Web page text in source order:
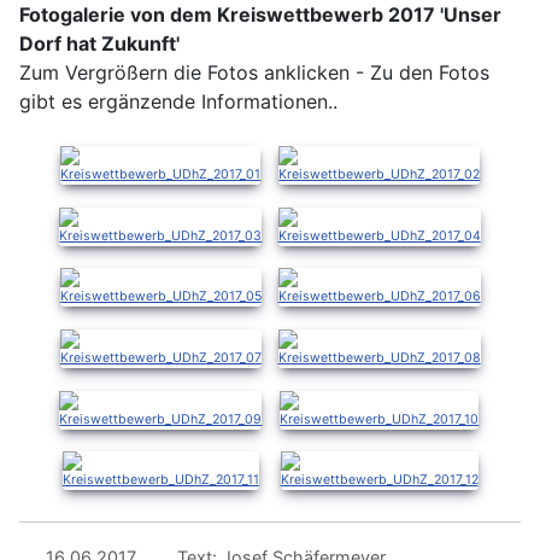
Fotogalerie von dem Kreiswettbewerb 2017 'Unser
Dorf hat Zukunft'
Zum Vergrößern die Fotos anklicken - Zu den Fotos
gibt es ergänzende Informationen..